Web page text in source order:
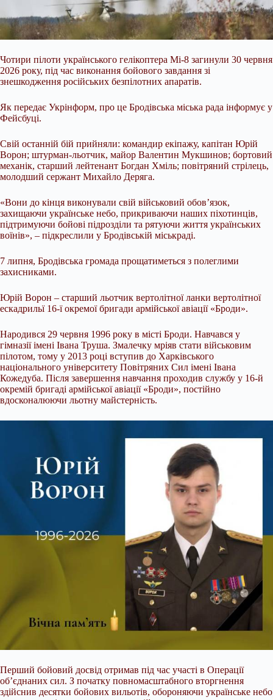
Чотири пілоти українського гелікоптера Мі-8 загинули 30 червня
2026 року, під час виконання бойового завдання зі
знешкодження російських безпілотних апаратів.
Як передає Укрінформ, про це Бродівська міська рада інформує у
Фейсбуці.
Свій останній бій прийняли: командир екіпажу, капітан Юрій
Ворон; штурман-льотчик, майор Валентин Мукшинов; бортовий
механік, старший лейтенант Богдан Хміль; повітряний стрілець,
молодший сержант Михайло Деряга.
«Вони до кінця виконували свій військовий обов’язок,
захищаючи українське небо, прикриваючи наших піхотинців,
підтримуючи бойові підрозділи та рятуючи життя українських
воїнів», – підкреслили у Бродівській міськраді.
7 липня, Бродівська громада прощатиметься з полеглими
захисниками.
Юрій Ворон – старший льотчик вертолітної ланки вертолітної
ескадрильї 16-ї окремої бригади армійської авіації «Броди».
Народився 29 червня 1996 року в місті Броди. Навчався у
гімназії імені Івана Труша. Змалечку мріяв стати військовим
пілотом, тому у 2013 році вступив до Харківського
національного університету Повітряних Сил імені Івана
Кожедуба. Після завершення навчання проходив службу у 16-й
окремій бригаді армійської авіації «Броди», постійно
вдосконалюючи льотну майстерність.
Перший бойовий досвід отримав під час участі в Операції
об’єднаних сил. З початку повномасштабного вторгнення
здійснив десятки бойових вильотів, обороняючи українське небо